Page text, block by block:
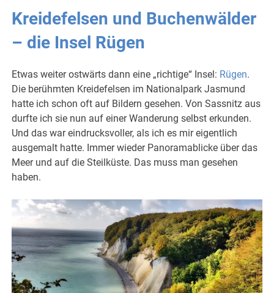
Kreidefelsen und Buchenwälder
– die Insel Rügen
Etwas weiter ostwärts dann eine „richtige“ Insel: Rügen.
Die berühmten Kreidefelsen im Nationalpark Jasmund
hatte ich schon oft auf Bildern gesehen. Von Sassnitz aus
durfte ich sie nun auf einer Wanderung selbst erkunden.
Und das war eindrucksvoller, als ich es mir eigentlich
ausgemalt hatte. Immer wieder Panoramablicke über das
Meer und auf die Steilküste. Das muss man gesehen
haben.